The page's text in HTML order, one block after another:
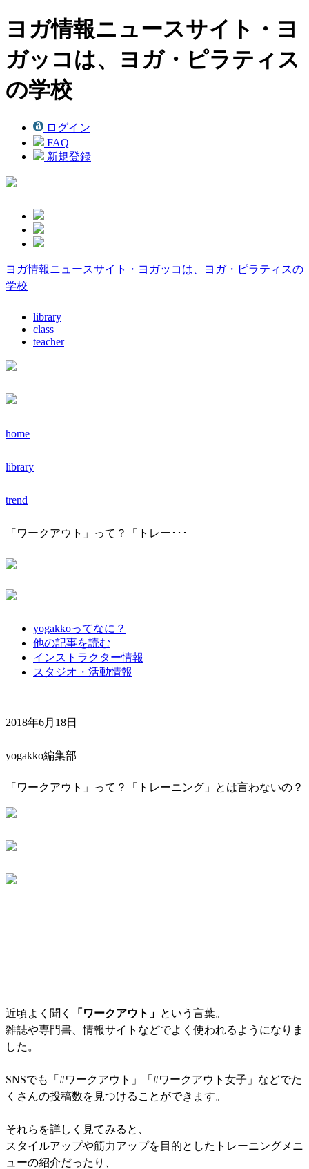
ヨガ情報ニュースサイト・ヨ
ガッコは、ヨガ・ピラティス
の学校
ログイン
FAQ
新規登録
ヨガ情報ニュースサイト・ヨガッコは、ヨガ・ピラティスの
学校
library
class
teacher
home
library
trend
「ワークアウト」って？「トレー･･･
yogakkoってなに？
他の記事を読む
インストラクター情報
スタジオ・活動情報
2018年6月18日
yogakko編集部
「ワークアウト」って？「トレーニング」とは言わないの？
近頃よく聞く 「ワークアウト」 という言葉。
雑誌や専門書、情報サイトなどでよく使われるようになりま
した。
SNSでも「#ワークアウト」「#ワークアウト女子」などでた
くさんの投稿数を見つけることができます。
それらを詳しく見てみると、
スタイルアップや筋力アップを目的としたトレーニングメニ
ューの紹介だったり、